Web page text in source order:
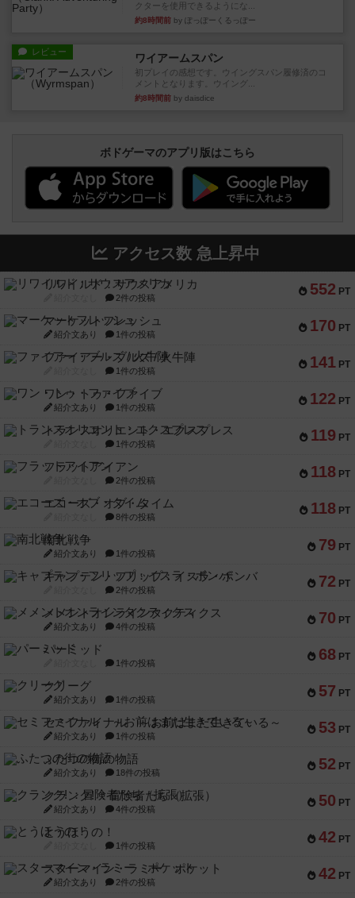
クターを使用できるようにな...
約8時間前 by ぽっぽーくるっぽー
レビュー ワイアームスパン
初プレイの感想です。ウイングスパン履修済のコ
メントとなります。ウイング...
約8時間前 by daisdice
ボドゲーマのアプリ版はこちら
アクセス数 急上昇中
552 PT
リワイルド：サウスアメリカ
2件の投稿
170 PT
マーケットフレッシュ
紹介文あり 1件の投稿
141 PT
ファイアー・ブルズ / 火牛陣
1件の投稿
122 PT
ワン・トゥ・ファイブ
紹介文あり 1件の投稿
119 PT
トランスオリエント・エクスプレス
1件の投稿
118 PT
フラットアイアン
2件の投稿
118 PT
エコーズ・オブ・タイム
8件の投稿
79 PT
南北戦争
紹介文あり 1件の投稿
72 PT
キャプテン・フリップ：イスラ・ボンバ
2件の投稿
70 PT
メメントオンラインタクティクス
紹介文あり 4件の投稿
68 PT
パーミッド
1件の投稿
57 PT
クリーグ
紹介文あり 1件の投稿
53 PT
セミファイナル ～お前はまだ生きている～
紹介文あり 1件の投稿
52 PT
ふたつの街の物語
紹介文あり 18件の投稿
50 PT
クランク! ：冒険者たち（拡張）
紹介文あり 4件の投稿
42 PT
とうほうの！
1件の投稿
42 PT
スターマイン・ラミー ポケット
紹介文あり 2件の投稿